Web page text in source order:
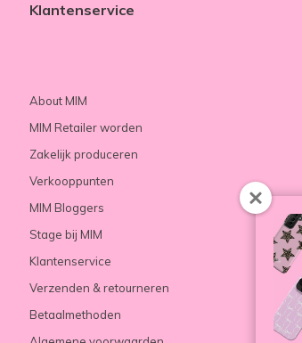
Klantenservice
About MIM
MIM Retailer worden
Zakelijk produceren
Verkooppunten
MIM Bloggers
Stage bij MIM
Klantenservice
Verzenden & retourneren
Betaalmethoden